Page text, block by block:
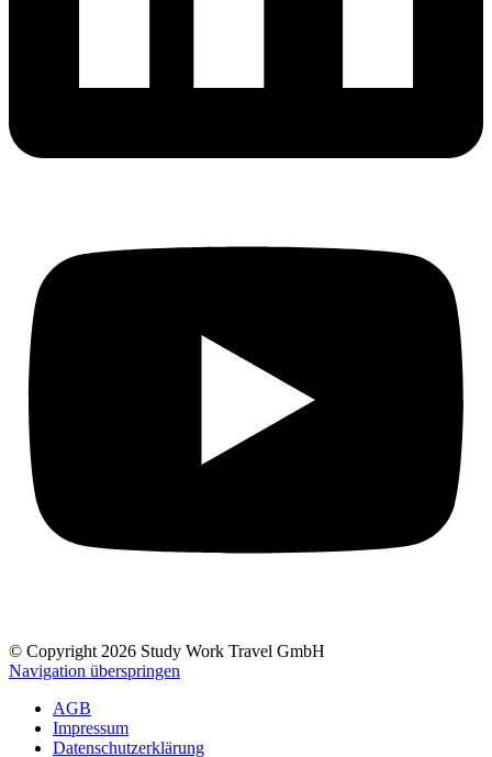
© Copyright 2026 Study Work Travel GmbH
Navigation überspringen
AGB
Impressum
Datenschutzerklärung